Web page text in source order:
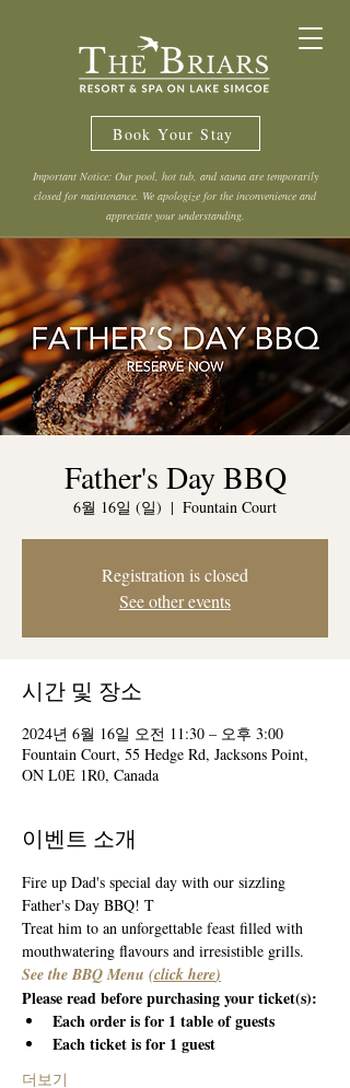
Book Your Stay
Important Notice: Our pool, hot tub, and sauna are temporarily
closed for maintenance. We apologize for the inconvenience and
appreciate your understanding.
Father's Day BBQ
6월 16일 (일)
  |
Fountain Court
Registration is closed
See other events
시간 및 장소
2024년 6월 16일 오전 11:30 – 오후 3:00
Fountain Court, 55 Hedge Rd, Jacksons Point,
ON L0E 1R0, Canada
이벤트 소개
Fire up Dad's special day with our sizzling
Father's Day BBQ! T
Treat him to an unforgettable feast filled with
mouthwatering flavours and irresistible grills.
See the BBQ Menu (click here)
Please read before purchasing your ticket(s):
Each order is for 1 table of guests
Each ticket is for 1 guest
더보기